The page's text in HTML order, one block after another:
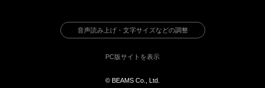
音声読み上げ・文字サイズなどの調整
PC版サイトを表示
© BEAMS Co., Ltd.